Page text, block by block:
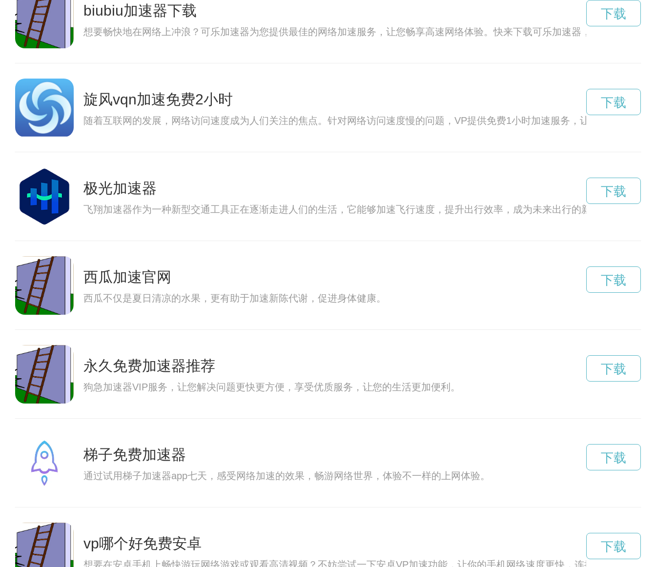
biubiu加速器下载
想要畅快地在网络上冲浪？可乐加速器为您提供最佳的网络加速服务，让您畅享高速网络体验。快来下载可乐加速器，体验无与伦比
下载
旋风vqn加速免费2小时
随着互联网的发展，网络访问速度成为人们关注的焦点。针对网络访问速度慢的问题，VP提供免费1小时加速服务，让用户畅通无阻
下载
极光加速器
飞翔加速器作为一种新型交通工具正在逐渐走进人们的生活，它能够加速飞行速度，提升出行效率，成为未来出行的新选择。
下载
西瓜加速官网
西瓜不仅是夏日清凉的水果，更有助于加速新陈代谢，促进身体健康。
下载
永久免费加速器推荐
狗急加速器VIP服务，让您解决问题更快更方便，享受优质服务，让您的生活更加便利。
下载
梯子免费加速器
通过试用梯子加速器app七天，感受网络加速的效果，畅游网络世界，体验不一样的上网体验。
下载
vp哪个好免费安卓
想要在安卓手机上畅快游玩网络游戏或观看高清视频？不妨尝试一下安卓VP加速功能，让你的手机网络速度更快，连接更稳定。
下载